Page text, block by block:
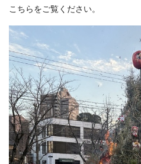
こちらをご覧ください。